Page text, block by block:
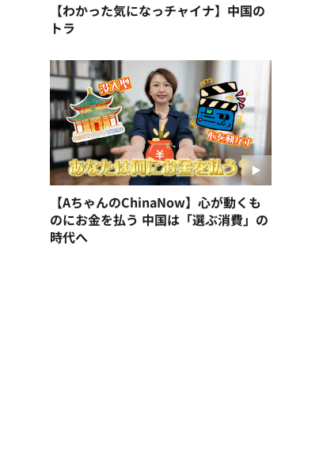
【わかった気になっチャイナ】中国の
トラ
【AちゃんのChinaNow】心が動くも
のにお金を払う 中国は「選ぶ消費」の
時代へ